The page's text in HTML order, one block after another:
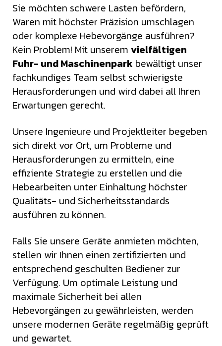
Sie möchten schwere Lasten befördern,
Waren mit höchster Präzision umschlagen
oder komplexe Hebevorgänge ausführen?
Kein Problem! Mit unserem vielfältigen
Fuhr- und Maschinenpark bewältigt unser
fachkundiges Team selbst schwierigste
Herausforderungen und wird dabei all Ihren
Erwartungen gerecht.
Unsere Ingenieure und Projektleiter begeben
sich direkt vor Ort, um Probleme und
Herausforderungen zu ermitteln, eine
effiziente Strategie zu erstellen und die
Hebearbeiten unter Einhaltung höchster
Qualitäts- und Sicherheitsstandards
ausführen zu können.
Falls Sie unsere Geräte anmieten möchten,
stellen wir Ihnen einen zertifizierten und
entsprechend geschulten Bediener zur
Verfügung. Um optimale Leistung und
maximale Sicherheit bei allen
Hebevorgängen zu gewährleisten, werden
unsere modernen Geräte regelmäßig geprüft
und gewartet.